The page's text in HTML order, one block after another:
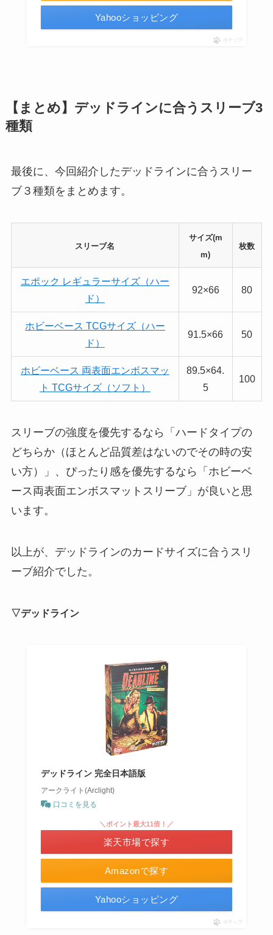
Yahooショッピング
ポチップ
【まとめ】デッドラインに合うスリーブ3
種類
最後に、今回紹介したデッドラインに合うスリー
ブ３種類をまとめます。
スリーブ名
サイズ(m
m)
枚数
エポック レギュラーサイズ（ハー
ド）
92×66 80
ホビーベース TCGサイズ（ハー
ド）
91.5×66 50
ホビーベース 両表面エンボスマッ
ト TCGサイズ（ソフト）
89.5×64.
5
100
スリーブの強度を優先するなら「ハードタイプの
どちらか（ほとんど品質差はないのでその時の安
い方）」、ぴったり感を優先するなら「ホビーベ
ース両表面エンボスマットスリーブ」が良いと思
います。
以上が、デッドラインのカードサイズに合うスリ
ーブ紹介でした。
▽デッドライン
デッドライン 完全日本語版
アークライト(Arclight)
口コミを見る
Amazonで探す
＼ポイント最大11倍！／
楽天市場で探す
Yahooショッピング
ポチップ